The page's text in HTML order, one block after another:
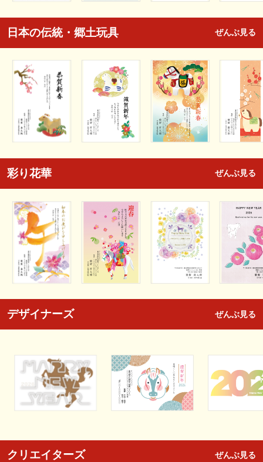
日本の伝統・郷土玩具 ぜんぶ見る
彩り花華 ぜんぶ見る
デザイナーズ ぜんぶ見る
クリエイターズ ぜんぶ見る